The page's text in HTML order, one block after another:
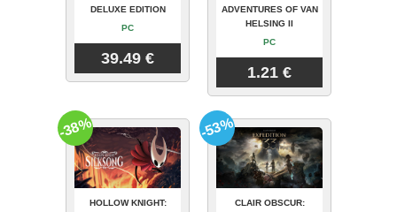
DELUXE EDITION
PC
39.49 €
ADVENTURES OF VAN
HELSING II
PC
1.21 €
HOLLOW KNIGHT:
-38%
CLAIR OBSCUR:
-53%